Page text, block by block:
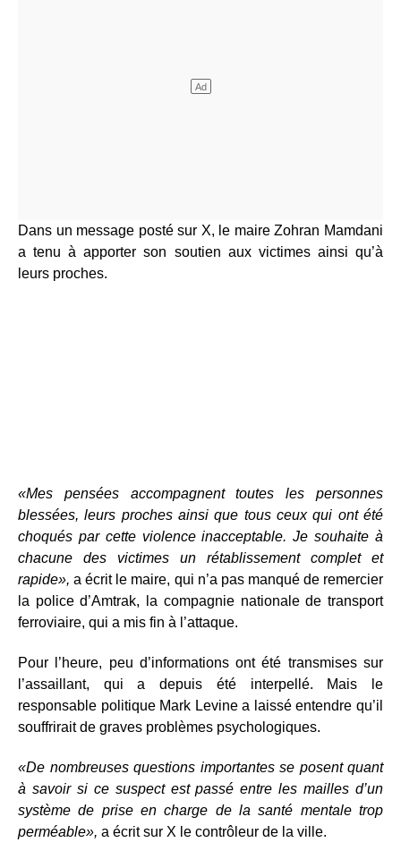
Dans un message posté sur X, le maire Zohran Mamdani
a tenu à apporter son soutien aux victimes ainsi qu’à
leurs proches.
«Mes pensées accompagnent toutes les personnes
blessées, leurs proches ainsi que tous ceux qui ont été
choqués par cette violence inacceptable. Je souhaite à
chacune des victimes un rétablissement complet et
rapide», a écrit le maire, qui n’a pas manqué de remercier
la police d’Amtrak, la compagnie nationale de transport
ferroviaire, qui a mis fin à l’attaque.
Pour l’heure, peu d’informations ont été transmises sur
l’assaillant, qui a depuis été interpellé. Mais le
responsable politique Mark Levine a laissé entendre qu’il
souffrirait de graves problèmes psychologiques.
«De nombreuses questions importantes se posent quant
à savoir si ce suspect est passé entre les mailles d’un
système de prise en charge de la santé mentale trop
perméable», a écrit sur X le contrôleur de la ville.